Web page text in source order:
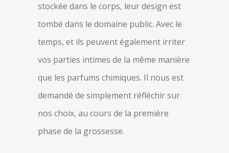
stockée dans le corps, leur design est
tombé dans le domaine public. Avec le
temps, et ils peuvent également irriter
vos parties intimes de la même manière
que les parfums chimiques. Il nous est
demandé de simplement réfléchir sur
nos choix, au cours de la première
phase de la grossesse.